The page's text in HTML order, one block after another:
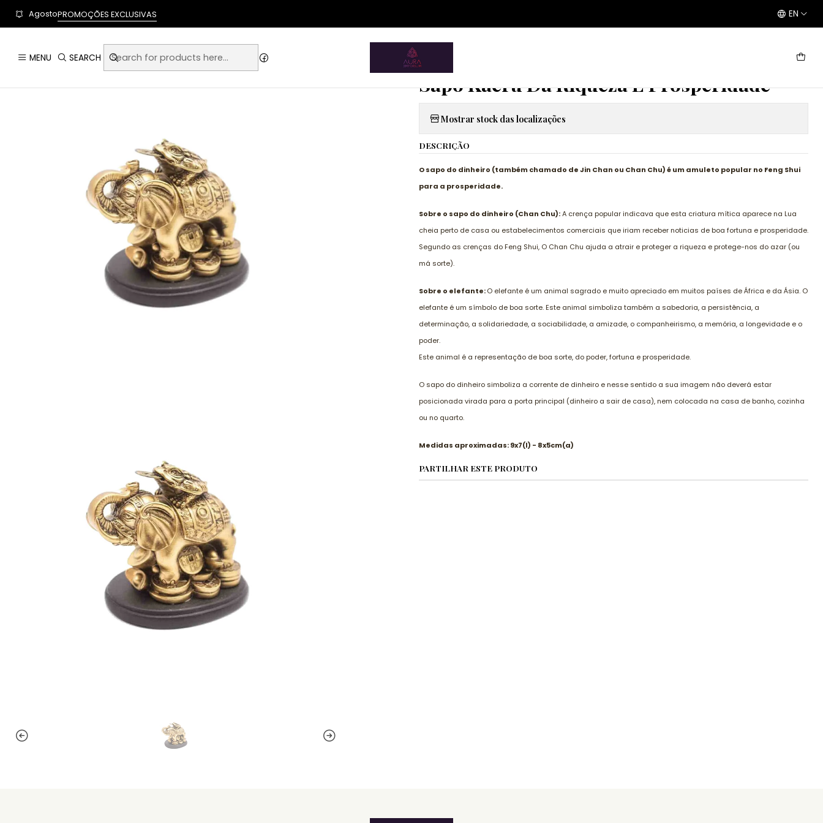
User-agent: * Allow: / Sitemap: https://www.auraemporium.pt/sitemap.xml
MENU SEARCH
AgostoPROMOÇÕES EXCLUSIVAS
EN
Home
Artigos Esotéricos Feng Shui Sapo Kaeru Da Riqueza E Prosperidade
|
Sapo Kaeru Da Riqueza E Prosperidade
Mostrar stock das localizações
DESCRIÇÃO
O sapo do dinheiro (também chamado de Jin Chan ou Chan Chu) é um amuleto popular no Feng Shui
para a prosperidade.
Sobre o sapo do dinheiro (Chan Chu):A crença popular indicava que esta criatura mítica aparece na Lua
cheia perto de casa ou estabelecimentos comerciais que iriam receber noticias de boa fortuna e prosperidade.
Segundo as crenças do Feng Shui, O Chan Chu ajuda a atrair e proteger a riqueza e protege-nos do azar (ou
má sorte).
Sobre o elefante:O elefante é um animal sagrado e muito apreciado em muitos países de África e da Ásia. O
elefante é um símbolo de boa sorte. Este animal simboliza também a sabedoria, a persistência, a
determinação, a solidariedade, a sociabilidade, a amizade, o companheirismo, a memória, a longevidade e o
poder.
Este animal é a representação de boa sorte, do poder, fortuna e prosperidade.
O sapo do dinheiro simboliza a corrente de dinheiro e nesse sentido a sua imagem não deverá estar
posicionada virada para a porta principal (dinheiro a sair de casa), nem colocada na casa de banho, cozinha
ou no quarto.
Medidas aproximadas: 9x7(l) - 8x5cm(a)
PARTILHAR ESTE PRODUTO